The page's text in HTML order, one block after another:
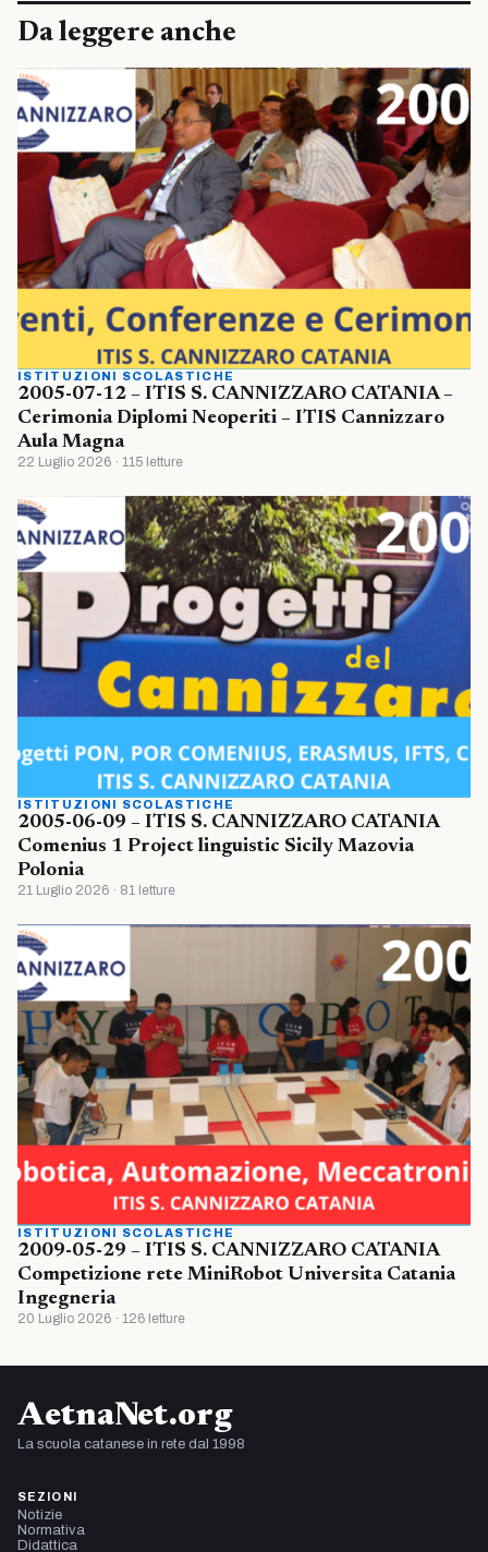
Da leggere anche
ISTITUZIONI SCOLASTICHE
2005-07-12 – ITIS S. CANNIZZARO CATANIA –
Cerimonia Diplomi Neoperiti – ITIS Cannizzaro
Aula Magna
22 Luglio 2026 · 115 letture
ISTITUZIONI SCOLASTICHE
2005-06-09 – ITIS S. CANNIZZARO CATANIA
Comenius 1 Project linguistic Sicily Mazovia
Polonia
21 Luglio 2026 · 81 letture
ISTITUZIONI SCOLASTICHE
2009-05-29 – ITIS S. CANNIZZARO CATANIA
Competizione rete MiniRobot Universita Catania
Ingegneria
20 Luglio 2026 · 126 letture
AetnaNet.org
La scuola catanese in rete dal 1998
SEZIONI
Notizie
Normativa
Didattica